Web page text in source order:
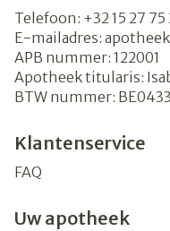
Telefoon: +32 15 27 75
E-mailadres:
APB nummer: 122001
Apotheek titularis:
BTW nummer:
Klantenservice
FAQ
Uw apotheek